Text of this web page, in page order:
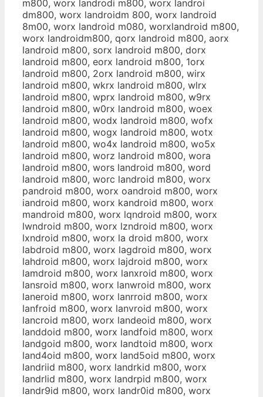
m800, worx landrodi m800, worx landroi
dm800, worx landroidm 800, worx landroid
8m00, worx landroid m080, worxlandroid m800,
worx landroidm800, qorx landroid m800, aorx
landroid m800, sorx landroid m800, dorx
landroid m800, eorx landroid m800, 1orx
landroid m800, 2orx landroid m800, wirx
landroid m800, wkrx landroid m800, wlrx
landroid m800, wprx landroid m800, w9rx
landroid m800, w0rx landroid m800, woex
landroid m800, wodx landroid m800, wofx
landroid m800, wogx landroid m800, wotx
landroid m800, wo4x landroid m800, wo5x
landroid m800, worz landroid m800, wora
landroid m800, wors landroid m800, word
landroid m800, worc landroid m800, worx
pandroid m800, worx oandroid m800, worx
iandroid m800, worx kandroid m800, worx
mandroid m800, worx lqndroid m800, worx
lwndroid m800, worx lzndroid m800, worx
lxndroid m800, worx la droid m800, worx
labdroid m800, worx lagdroid m800, worx
lahdroid m800, worx lajdroid m800, worx
lamdroid m800, worx lanxroid m800, worx
lansroid m800, worx lanwroid m800, worx
laneroid m800, worx lanrroid m800, worx
lanfroid m800, worx lanvroid m800, worx
lancroid m800, worx landeoid m800, worx
landdoid m800, worx landfoid m800, worx
landgoid m800, worx landtoid m800, worx
land4oid m800, worx land5oid m800, worx
landriid m800, worx landrkid m800, worx
landrlid m800, worx landrpid m800, worx
landr9id m800, worx landr0id m800, worx